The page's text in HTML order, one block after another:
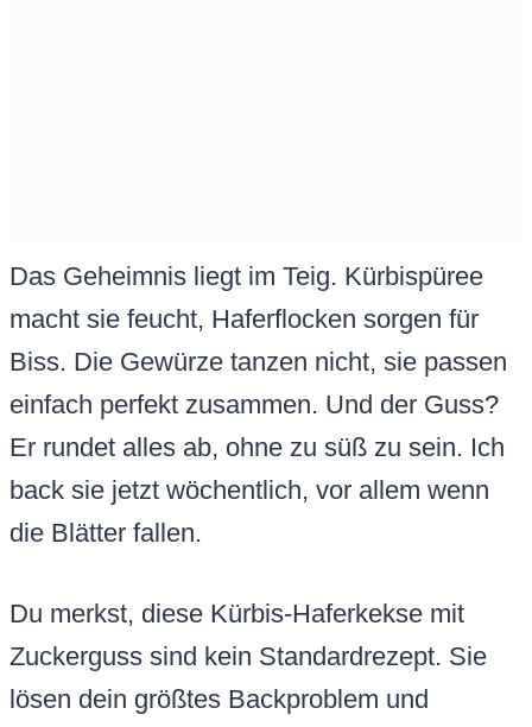
Das Geheimnis liegt im Teig. Kürbispüree
macht sie feucht, Haferflocken sorgen für
Biss. Die Gewürze tanzen nicht, sie passen
einfach perfekt zusammen. Und der Guss?
Er rundet alles ab, ohne zu süß zu sein. Ich
back sie jetzt wöchentlich, vor allem wenn
die Blätter fallen.
Du merkst, diese Kürbis-Haferkekse mit
Zuckerguss sind kein Standardrezept. Sie
lösen dein größtes Backproblem und